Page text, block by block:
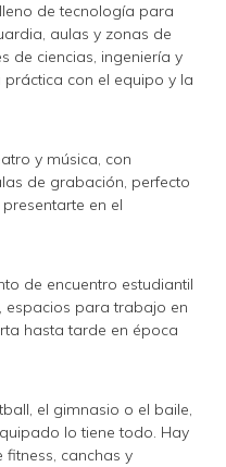
de tecnología para
aulas y zonas de
de ciencias, ingeniería y
con el equipo y la
y música, con
de grabación, perfecto
en el
de encuentro estudiantil
espacios para trabajo en
hasta tarde en época
el gimnasio o el baile,
lo tiene todo. Hay
fitness, canchas y